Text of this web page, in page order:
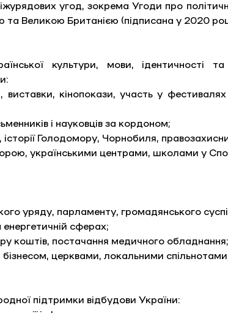
угод, зокрема Угоди про
та Великою Британією (підписана у 2020
культури, мови, ідентичності
виставки, кінопокази, участь у
і науковців за кордоном;
історії Голодомору, Чорнобиля,
українськими центрами, школами у
уряду, парламенту, громадянського
енергетичній сферах;
коштів, постачання медичного обладнання;
бізнесом, церквами, локальними
підтримки відбудови України: